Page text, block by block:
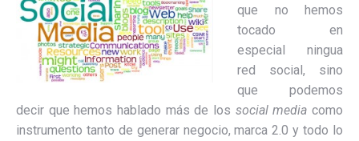
que no hemos
tocado en
especial ningua
red social, sino
que podemos
decir que hemos hablado más de los social media como
instrumento tanto de generar negocio, marca 2.0 y todo lo